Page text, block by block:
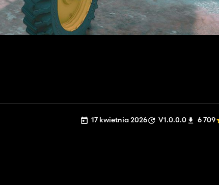
17 kwietnia 2026 V1.0.0.0 6 709